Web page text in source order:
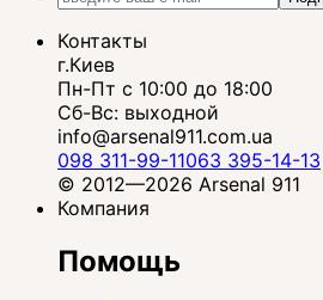
Контакты
г.Киев
Пн-Пт с 10:00 до 18:00
Сб-Вс: выходной
info@arsenal911.com.ua
098 311-99-11063 395-14-13
© 2012—2026 Arsenal 911
Компания
Помощь